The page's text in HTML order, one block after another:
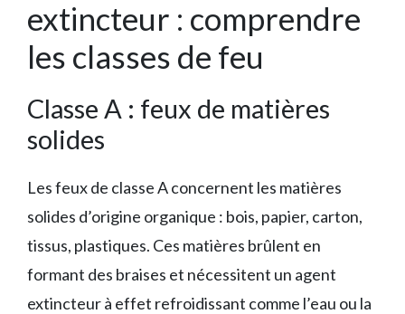
extincteur : comprendre
les classes de feu
Classe A : feux de matières
solides
Les feux de classe A concernent les matières
solides d’origine organique : bois, papier, carton,
tissus, plastiques. Ces matières brûlent en
formant des braises et nécessitent un agent
extincteur à effet refroidissant comme l’eau ou la